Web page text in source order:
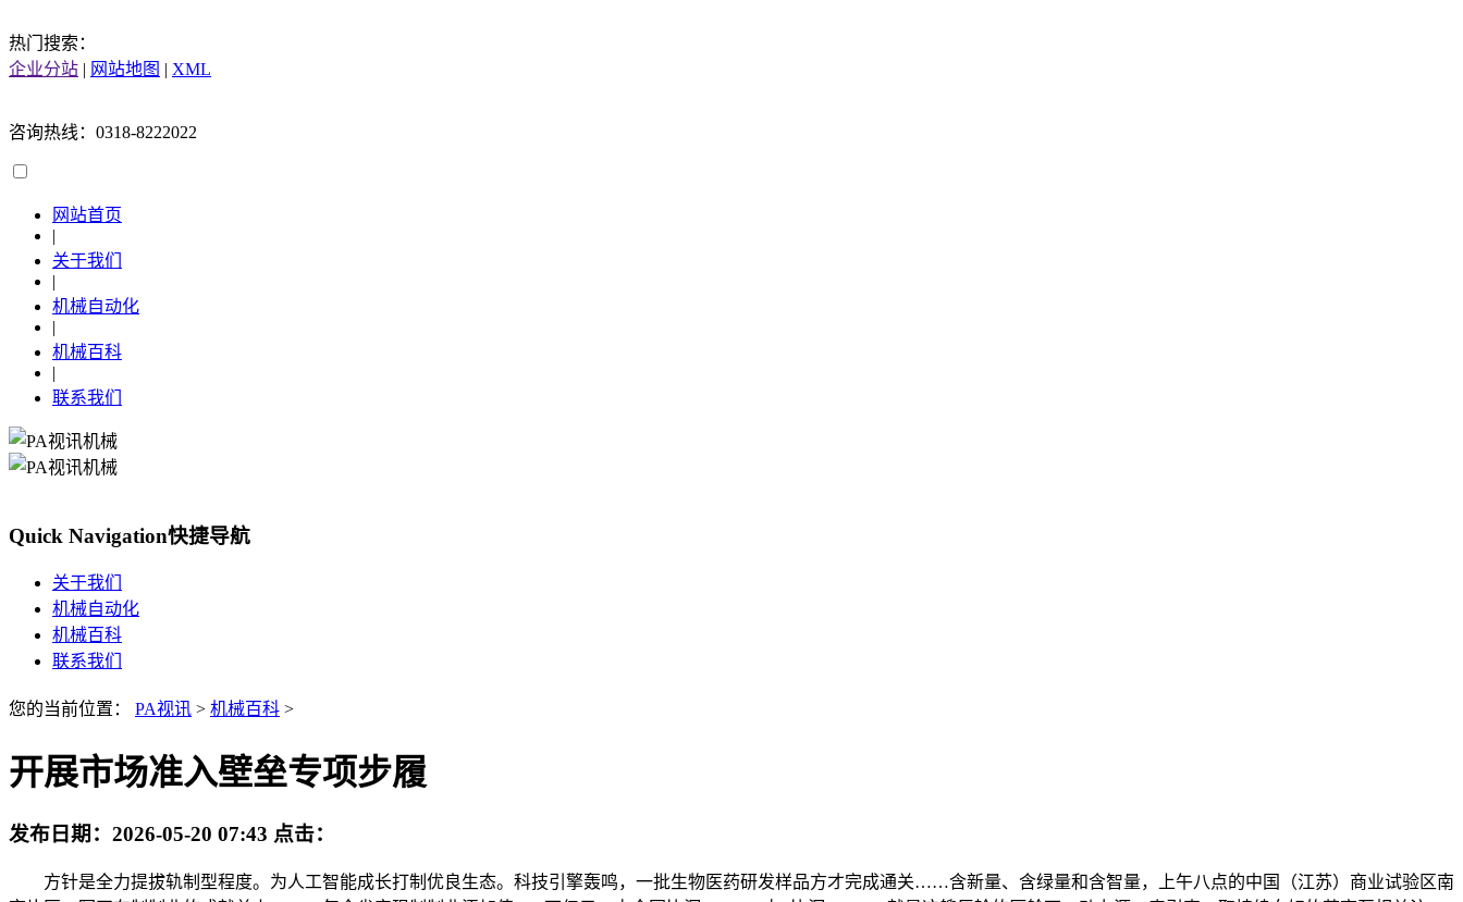
热门搜索：
企业分站 | 网站地图 | XML
咨询热线：0318-8222022
网站首页
|
关于我们
|
机械自动化
|
机械百科
|
联系我们
Quick Navigation快捷导航
关于我们
机械自动化
机械百科
联系我们
您的当前位置： PA视讯 > 机械百科 >
开展市场准入壁垒专项步履
发布日期： 2026-05-20 07:43 点击：
方针是全力提拔轨制型程度。为人工智能成长打制优良生态。科技引擎轰鸣，一批生物医药研发样品方才完成通关……含新量、含绿量和含智量，上午八点的中国（江苏）商业试验区南